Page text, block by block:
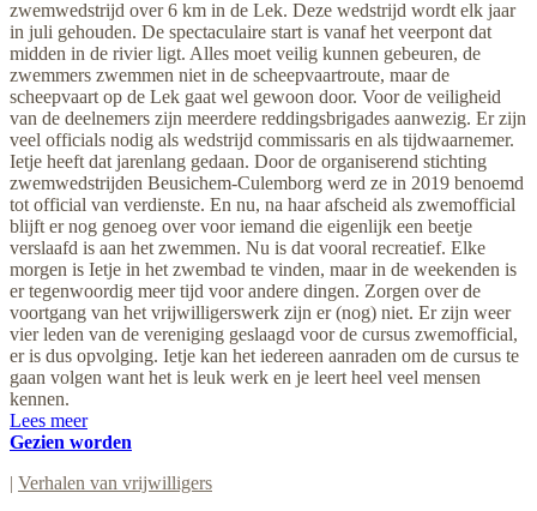
zwemwedstrijd over 6 km in de Lek. Deze wedstrijd wordt elk jaar
in juli gehouden. De spectaculaire start is vanaf het veerpont dat
midden in de rivier ligt. Alles moet veilig kunnen gebeuren, de
zwemmers zwemmen niet in de scheepvaartroute, maar de
scheepvaart op de Lek gaat wel gewoon door. Voor de veiligheid
van de deelnemers zijn meerdere reddingsbrigades aanwezig. Er zijn
veel officials nodig als wedstrijd commissaris en als tijdwaarnemer.
Ietje heeft dat jarenlang gedaan. Door de organiserend stichting
zwemwedstrijden Beusichem-Culemborg werd ze in 2019 benoemd
tot official van verdienste. En nu, na haar afscheid als zwemofficial
blijft er nog genoeg over voor iemand die eigenlijk een beetje
verslaafd is aan het zwemmen. Nu is dat vooral recreatief. Elke
morgen is Ietje in het zwembad te vinden, maar in de weekenden is
er tegenwoordig meer tijd voor andere dingen. Zorgen over de
voortgang van het vrijwilligerswerk zijn er (nog) niet. Er zijn weer
vier leden van de vereniging geslaagd voor de cursus zwemofficial,
er is dus opvolging. Ietje kan het iedereen aanraden om de cursus te
gaan volgen want het is leuk werk en je leert heel veel mensen
kennen.
Lees meer
Gezien worden
| Verhalen van vrijwilligers